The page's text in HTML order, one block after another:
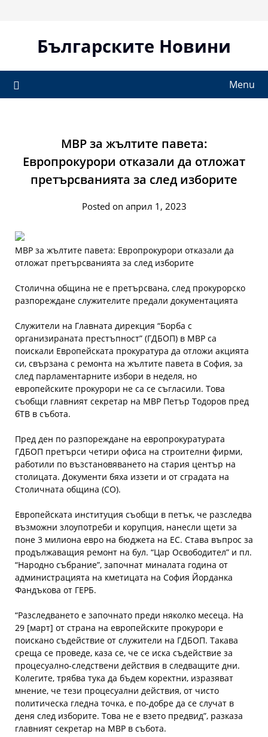
Българските Новини
Menu
МВР за жълтите павета:
Европрокурори отказали да отложат
претърсванията за след изборите
Posted on април 1, 2023
МВР за жълтите павета: Европрокурори отказали да
отложат претърсванията за след изборите
Столична община не е претърсвана, след прокурорско
разпореждане служителите предали документацията
Служители на Главната дирекция “Борба с
организираната престъпност” (ГДБОП) в МВР са
поискали Европейската прокуратура да отложи акцията
си, свързана с ремонта на жълтите павета в София, за
след парламентарните избори в неделя, но
европейските прокурори не са се съгласили. Това
съобщи главният секретар на МВР Петър Тодоров пред
бТВ в събота.
Пред ден по разпореждане на европрокуратурата
ГДБОП претърси четири офиса на строителни фирми,
работили по възстановяването на стария център на
столицата. Документи бяха иззети и от сградата на
Столичната община (СО).
Европейската институция съобщи в петък, че разследва
възможни злоупотреби и корупция, нанесли щети за
поне 3 милиона евро на бюджета на ЕС. Става въпрос за
продължаващия ремонт на бул. “Цар Освободител” и пл.
“Народно събрание”, започнат миналата година от
администрацията на кметицата на София Йорданка
Фандъкова от ГЕРБ.
“Разследването е започнато преди няколко месеца. На
29 [март] от страна на европейските прокурори е
поискано съдействие от служители на ГДБОП. Такава
среща се проведе, каза се, че се иска съдействие за
процесуално-следствени действия в следващите дни.
Колегите, трябва тука да бъдем коректни, изразяват
мнение, че тези процесуални действия, от чисто
политическа гледна точка, е по-добре да се случат в
деня след изборите. Това не е взето предвид”, разказа
главният секретар на МВР в събота.